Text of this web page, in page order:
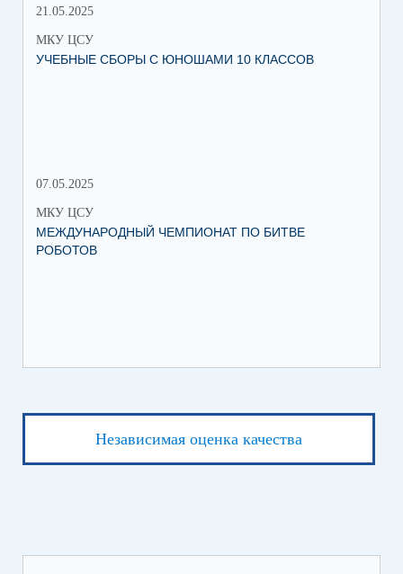
21.05.2025
МКУ ЦСУ
УЧЕБНЫЕ СБОРЫ С ЮНОШАМИ 10 КЛАССОВ
07.05.2025
МКУ ЦСУ
МЕЖДУНАРОДНЫЙ ЧЕМПИОНАТ ПО БИТВЕ
РОБОТОВ
Независимая оценка качества